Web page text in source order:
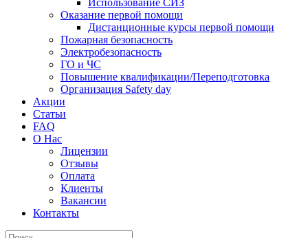
Использование СИЗ
Оказание первой помощи
Дистанционные курсы первой помощи
Пожарная безопасность
Электробезопасность
ГО и ЧС
Повышение квалификации/Переподготовка
Организация Safety day
Акции
Статьи
FAQ
О Нас
Лицензии
Отзывы
Оплата
Клиенты
Вакансии
Контакты